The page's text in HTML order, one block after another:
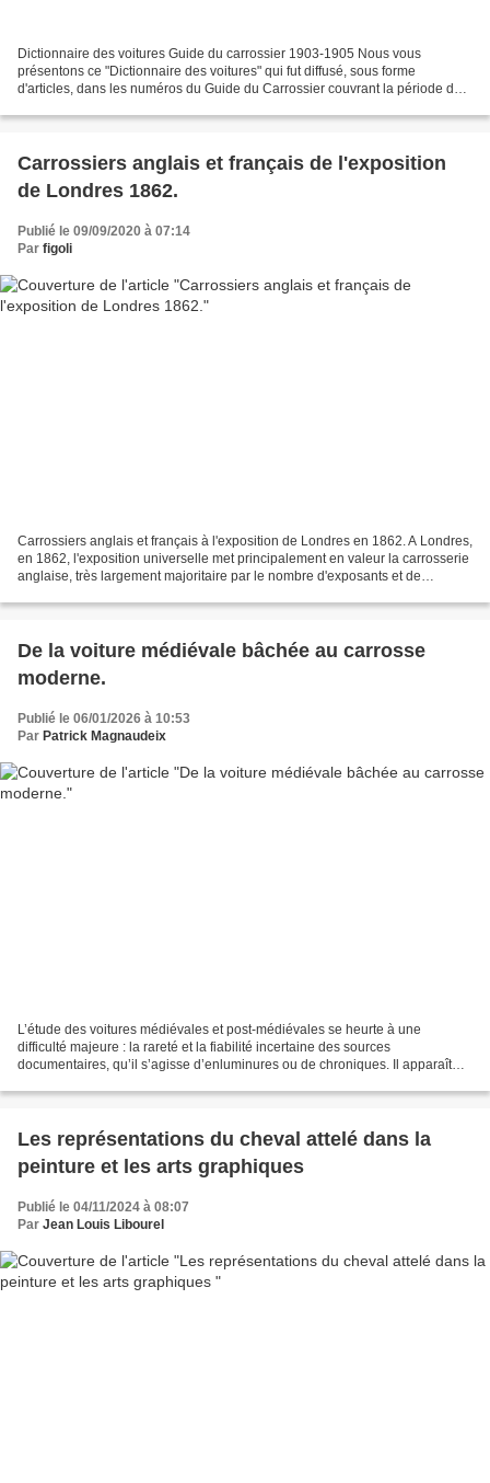
Dictionnaire des voitures Guide du carrossier 1903-1905 Nous vous
présentons ce "Dictionnaire des voitures" qui fut diffusé, sous forme
d'articles, dans les numéros du Guide du Carrossier couvrant la période de
Carrossiers anglais et français de l'exposition
de Londres 1862.
Publié le 09/09/2020 à 07:14
Par figoli
Carrossiers anglais et français à l'exposition de Londres en 1862. A Londres,
en 1862, l'exposition universelle met principalement en valeur la carrosserie
anglaise, très largement majoritaire par le nombre d'exposants et de
De la voiture médiévale bâchée au carrosse
moderne.
Publié le 06/01/2026 à 10:53
Par Patrick Magnaudeix
L’étude des voitures médiévales et post-médiévales se heurte à une
difficulté majeure : la rareté et la fiabilité incertaine des sources
documentaires, qu’il s’agisse d’enluminures ou de chroniques. Il apparaît
Les représentations du cheval attelé dans la
peinture et les arts graphiques
Publié le 04/11/2024 à 08:07
Par Jean Louis Libourel